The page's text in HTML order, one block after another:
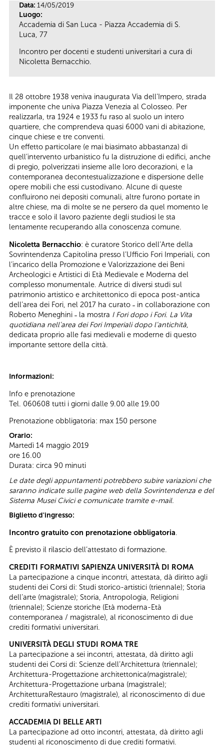
Data: 14/05/2019
Luogo:
Accademia di San Luca - Piazza Accademia di S.
Luca, 77
Incontro per docenti e studenti universitari a cura di
Nicoletta Bernacchio.
Il 28 ottobre 1938 veniva inaugurata Via dell’Impero, strada
imponente che univa Piazza Venezia al Colosseo. Per
realizzarla, tra 1924 e 1933 fu raso al suolo un intero
quartiere, che comprendeva quasi 6000 vani di abitazione,
cinque chiese e tre conventi.
Un effetto particolare (e mai biasimato abbastanza) di
quell’intervento urbanistico fu la distruzione di edifici, anche
di pregio, polverizzati insieme alle loro decorazioni, e la
contemporanea decontestualizzazione e dispersione delle
opere mobili che essi custodivano. Alcune di queste
confluirono nei depositi comunali, altre furono portate in
altre chiese, ma di molte se ne persero da quel momento le
tracce e solo il lavoro paziente degli studiosi le sta
lentamente recuperando alla conoscenza comune.
Nicoletta Bernacchio: è curatore Storico dell’Arte della
Sovrintendenza Capitolina presso l’Ufficio Fori Imperiali, con
l’incarico della Promozione e Valorizzazione dei Beni
Archeologici e Artistici di Età Medievale e Moderna del
complesso monumentale. Autrice di diversi studi sul
patrimonio artistico e architettonico di epoca post-antica
dell’area dei Fori, nel 2017 ha curato ˗ in collaborazione con
Roberto Meneghini ˗ la mostra I Fori dopo i Fori. La Vita
quotidiana nell’area dei Fori Imperiali dopo l’antichità
dedicata proprio alle fasi medievali e moderne di questo
importante settore della città.
Informazioni:
Info e prenotazione
Tel. 060608 tutti i giorni dalle 9.00 alle 19.00
Prenotazione obbligatoria: max 150 persone
Orario:
Martedì 14 maggio 2019
ore 16.00
Durata: circa 90 minuti
Le date degli appuntamenti potrebbero subire variazioni che
saranno indicate sulle pagine web della Sovrintendenza e del
Sistema Musei Civici e comunicate tramite e-mail.
Biglietto d'ingresso:
Incontro gratuito con prenotazione obbligatoria.
È previsto il rilascio dell’attestato di formazione.
CREDITI FORMATIVI SAPIENZA UNIVERSITÀ DI ROMA
La partecipazione a cinque incontri, attestata, dà diritto agli
studenti dei Corsi di: Studi storico-artistici (triennale); Storia
dell’arte (magistrale); Storia, Antropologia, Religioni
(triennale); Scienze storiche (Età moderna-Età
contemporanea / magistrale), al riconoscimento di due
crediti formativi universitari.
UNIVERSITÀ DEGLI STUDI ROMA TRE
La partecipazione a sei incontri, attestata, dà diritto agli
studenti dei Corsi di: Scienze dell’Architettura (triennale);
Architettura-Progettazione architettonica(magistrale);
Architettura-Progettazione urbana (magistrale);
ArchitetturaRestauro (magistrale), al riconoscimento di due
crediti formativi universitari.
ACCADEMIA DI BELLE ARTI
La partecipazione ad otto incontri, attestata, dà diritto agli
studenti al riconoscimento di due crediti formativi.